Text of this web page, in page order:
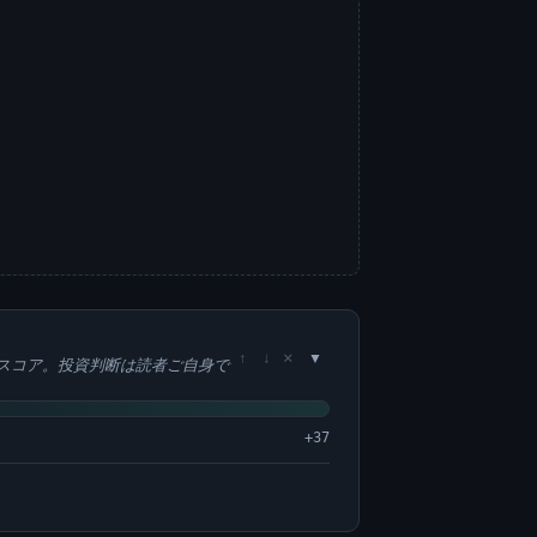
コア。投資判断は読者ご自身で ↑ ↓ ×
+37